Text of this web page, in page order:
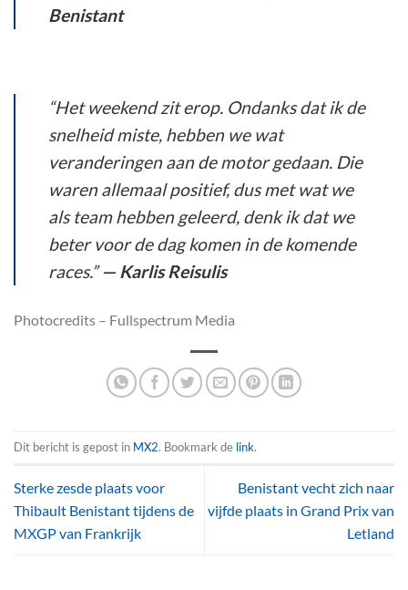
Benistant
“Het weekend zit erop. Ondanks dat ik de
snelheid miste, hebben we wat
veranderingen aan de motor gedaan. Die
waren allemaal positief, dus met wat we
als team hebben geleerd, denk ik dat we
beter voor de dag komen in de komende
races.”— Karlis Reisulis
Photocredits – Fullspectrum Media
Dit bericht is gepost in MX2. Bookmark de link.
Sterke zesde plaats voor
Thibault Benistant tijdens de
MXGP van Frankrijk
Benistant vecht zich naar
vijfde plaats in Grand Prix van
Letland